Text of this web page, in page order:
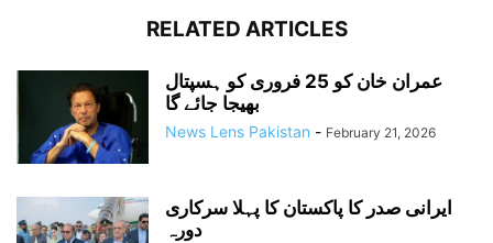
RELATED ARTICLES
عمران خان کو 25 فروری کو ہسپتال
بھیجا جائے گا
News Lens Pakistan - February 21, 2026
ایرانی صدر کا پاکستان کا پہلا سرکاری
دورہ